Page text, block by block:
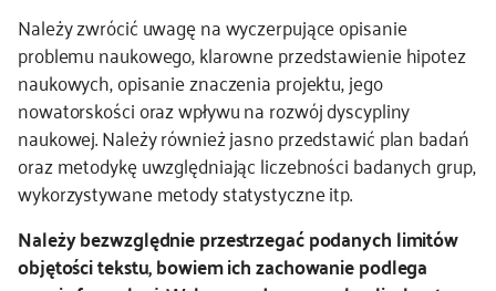
Należy zwrócić uwagę na wyczerpujące opisanie
problemu naukowego, klarowne przedstawienie hipotez
naukowych, opisanie znaczenia projektu, jego
nowatorskości oraz wpływu na rozwój dyscypliny
naukowej. Należy również jasno przedstawić plan badań
oraz metodykę uwzględniając liczebności badanych grup,
wykorzystywane metody statystyczne itp.
Należy bezwzględnie przestrzegać podanych limitów
objętości tekstu, bowiem ich zachowanie podlega